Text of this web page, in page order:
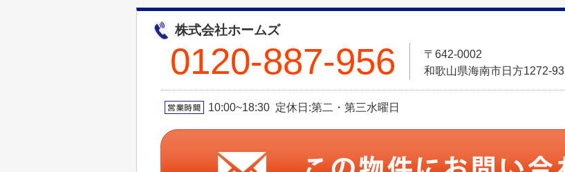
株式会社ホームズ
0120-887-956
〒642-0002
和歌山県海南市日方1272-93
10:00~18:30 定休日:第二・第三水曜日